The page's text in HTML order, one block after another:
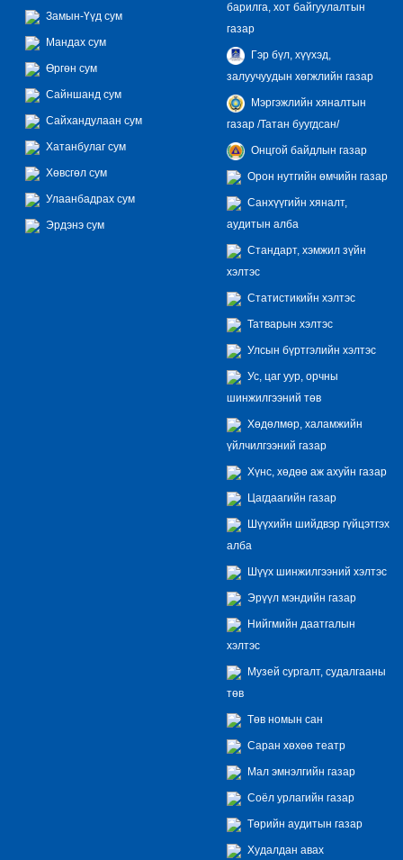
Замын-Үүд сум
Мандах сум
Өргөн сум
Сайншанд сум
Сайхандулаан сум
Хатанбулаг сум
Хөвсгөл сум
Улаанбадрах сум
Эрдэнэ сум
барилга, хот байгуулалтын
газар
Гэр бүл, хүүхэд,
залуучуудын хөгжлийн газар
Мэргэжлийн хяналтын
газар /Татан буугдсан/
Онцгой байдлын газар
Орон нутгийн өмчийн газар
Санхүүгийн хяналт,
аудитын алба
Стандарт, хэмжил зүйн
хэлтэс
Статистикийн хэлтэс
Татварын хэлтэс
Улсын бүртгэлийн хэлтэс
Ус, цаг уур, орчны
шинжилгээний төв
Хөдөлмөр, халамжийн
үйлчилгээний газар
Хүнс, хөдөө аж ахуйн газар
Цагдаагийн газар
Шүүхийн шийдвэр гүйцэтгэх
алба
Шүүх шинжилгээний хэлтэс
Эрүүл мэндийн газар
Нийгмийн даатгалын
хэлтэс
Музей сургалт, судалгааны
төв
Төв номын сан
Саран хөхөө театр
Мал эмнэлгийн газар
Соёл урлагийн газар
Төрийн аудитын газар
Худалдан авах